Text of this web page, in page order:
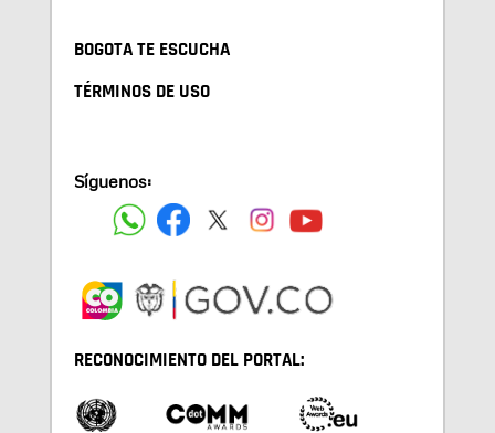
BOGOTA TE ESCUCHA
TÉRMINOS DE USO
Síguenos:
RECONOCIMIENTO DEL PORTAL: